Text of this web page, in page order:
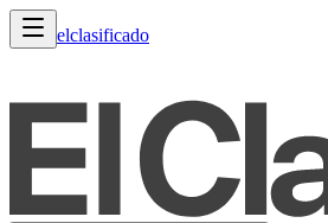
elclasificado